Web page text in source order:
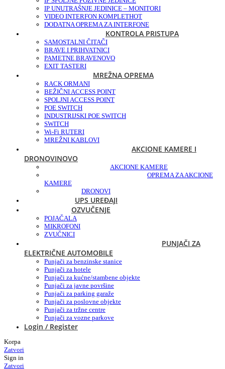
IP UNUTRAŠNJE JEDINICE – MONITORI
VIDEO INTERFON KOMPLETHOT
DODATNA OPREMA ZA INTERFONE
KONTROLA PRISTUPA
SAMOSTALNI ČITAČI
BRAVE I PRIHVATNICI
PAMETNE BRAVENOVO
EXIT TASTERI
MREŽNA OPREMA
RACK ORMANI
BEŽIČNI ACCESS POINT
SPOLJNI ACCESS POINT
POE SWITCH
INDUSTRIJSKI POE SWITCH
SWITCH
Wi-Fi RUTERI
MREŽNI KABLOVI
AKCIONE KAMERE I
DRONOVINOVO
AKCIONE KAMERE
OPREMA ZA AKCIONE
KAMERE
DRONOVI
UPS UREĐAJI
OZVUČENJE
POJAČALA
MIKROFONI
ZVUČNICI
PUNJAČI ZA
ELEKTRIČNE AUTOMOBILE
Punjači za benzinske stanice
Punjači za hotele
Punjači za kućne/stambene objekte
Punjači za javne površine
Punjači za parking garaže
Punjači za poslovne objekte
Punjači za tržne centre
Punjači za vozne parkove
Login / Register
Korpa
Zatvori
Sign in
Zatvori